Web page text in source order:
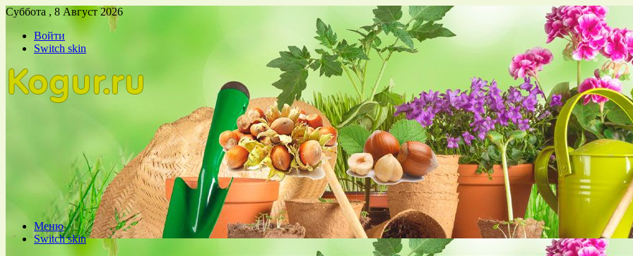
Суббота , 8 Август 2026
Войти
Switch skin
Меню
Switch skin